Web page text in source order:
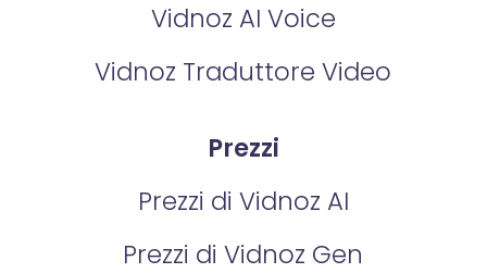
Vidnoz AI Voice
Vidnoz Traduttore Video
Prezzi
Prezzi di Vidnoz AI
Prezzi di Vidnoz Gen